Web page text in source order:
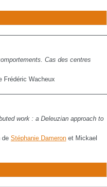
Cas des centres
Frédéric Wacheux
work : a Deleuzian approach to
de Stéphanie Dameron et Mickael